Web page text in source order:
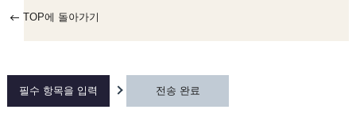
TOP에 돌아가기
필수 항목을 입력 전송 완료